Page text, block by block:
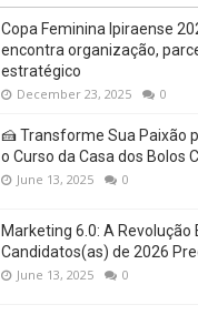
Copa Feminina Ipiraense
encontra organização,
estratégico
December 23, 2025 0
🍰 Transforme Sua Paixão
o Curso da Casa dos Bolos
June 13, 2025 0
Marketing 6.0: A Revolução
Candidatos(as) de 2026
June 13, 2025 0